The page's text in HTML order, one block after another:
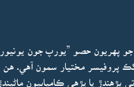
جو پهريون حصو ”يورپ جون
پروفيسر مختيار سمون آهي.
پڙهندڙ يا پڙهي ڪاميابيون